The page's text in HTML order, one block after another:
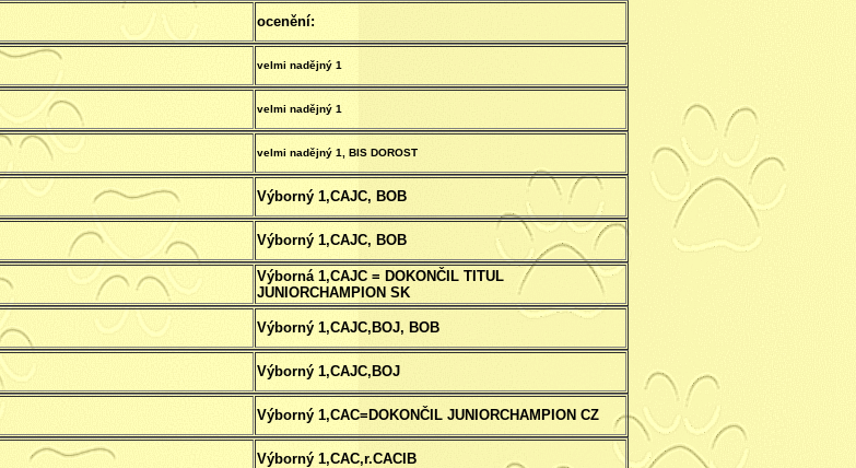
ocenění:
velmi nadějný 1
velmi nadějný 1
velmi nadějný 1, BIS DOROST
Výborný 1,CAJC, BOB
Výborný 1,CAJC, BOB
Výborná 1,CAJC = DOKONČIL TITUL
JUNIORCHAMPION SK
Výborný 1,CAJC,BOJ, BOB
Výborný 1,CAJC,BOJ
Výborný 1,CAC=DOKONČIL JUNIORCHAMPION CZ
Výborný 1,CAC,r.CACIB